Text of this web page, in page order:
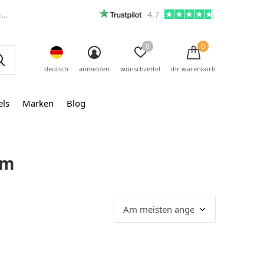
Marken Blog
deutsch anmelden wunschzettel
0
ihr warenkorb
0
4.7